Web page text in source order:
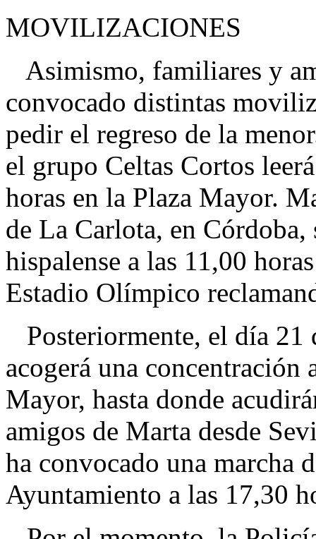
MOVILIZACIONES
Asimismo, familiares y
convocado distintas
pedir el regreso de la
el grupo Celtas Cortos
horas en la Plaza Mayor.
de La Carlota, en
hispalense a las 11,00
Estadio Olímpico
Posteriormente, el día 21
acogerá una concentración
Mayor, hasta donde
amigos de Marta desde
ha convocado una marcha
Ayuntamiento a las 17,30